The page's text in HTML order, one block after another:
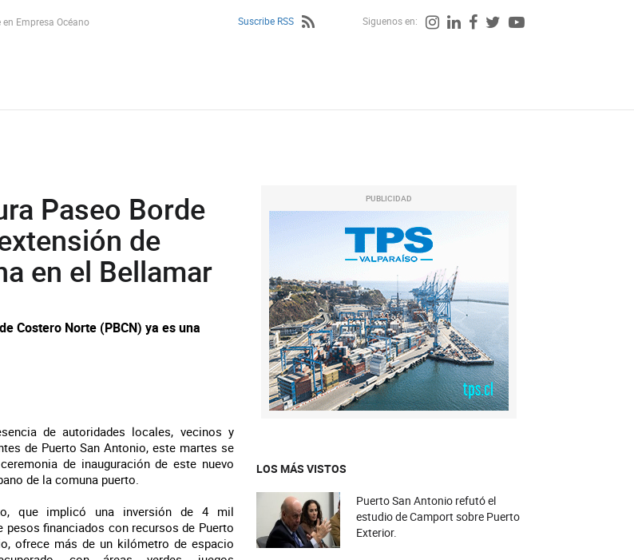
Suscribe RSS Siguenos en:
Paseo Borde
de
en el Bellamar
Costero Norte (PBCN) ya es una
de autoridades locales, vecinos y
de Puerto San Antonio, este martes se
de inauguración de este nuevo
de la comuna puerto.
que implicó una inversión de 4 mil
pesos financiados con recursos de Puerto
ofrece más de un kilómetro de espacio
PUBLICIDAD
LOS MÁS VISTOS
Puerto San Antonio refutó el
estudio de Camport sobre Puerto
Exterior.